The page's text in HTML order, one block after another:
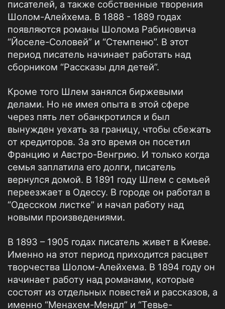
писателей, а также собственные творения
Шолом-Алейхема. В 1888 - 1889 годах
появляются романы Шолома Рабиновича
“Йоселе-Соловей” и “Стемпеню”. В этот
период писатель начинает работать над
сборником “Рассказы для детей”.
Кроме того Шлем занялся биржевыми
делами. Но не имея опыта в этой сфере
через пять лет обанкротился и был
вынужден уехать за границу, чтобы сбежать
от кредиторов. За это время он посетил
Францию и Австро-Венгрию. И только когда
семья заплатила его долги, писатель
вернулся домой. В 1891 году Шлем с семьей
переезжает в Одессу. В городе он работал в
“Одесском листке” и начал работу над
новыми произведениями.
В 1893 – 1905 годах писатель живет в Киеве.
Именно на этот период приходится расцвет
творчества Шолом-Алейхема. В 1894 году он
начинает работу над романами, которые
состоят из отдельных повестей и рассказов, а
именно “Менахем-Мендл” и “Тевье-